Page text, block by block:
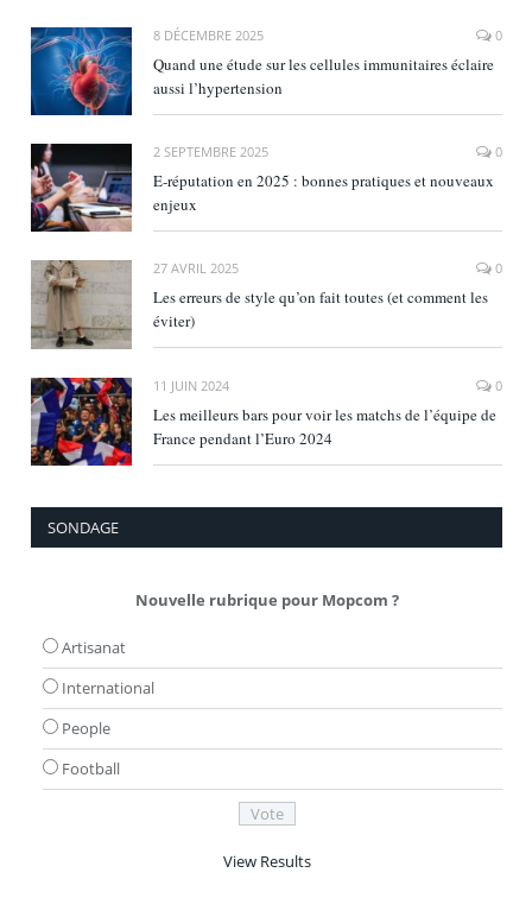
8 DÉCEMBRE 2025 0
Quand une étude sur les cellules immunitaires éclaire
aussi l’hypertension
2 SEPTEMBRE 2025 0
E‑réputation en 2025 : bonnes pratiques et nouveaux
enjeux
27 AVRIL 2025 0
Les erreurs de style qu’on fait toutes (et comment les
éviter)
11 JUIN 2024 0
Les meilleurs bars pour voir les matchs de l’équipe de
France pendant l’Euro 2024
SONDAGE
Nouvelle rubrique pour Mopcom ?
Artisanat
International
People
Football
View Results